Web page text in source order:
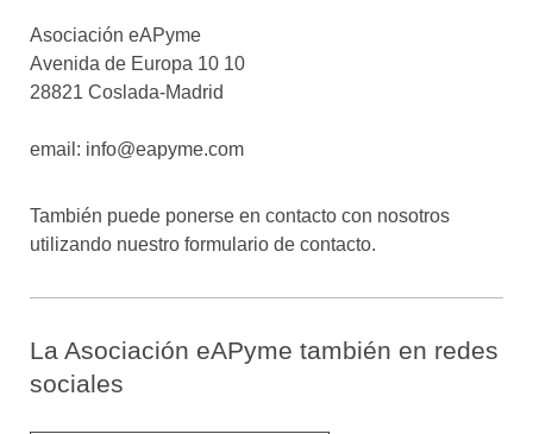
Asociación eAPyme
Avenida de Europa 10 10
28821 Coslada-Madrid
email: info@eapyme.com
También puede ponerse en contacto con nosotros
utilizando nuestro formulario de contacto.
La Asociación eAPyme también en redes
sociales